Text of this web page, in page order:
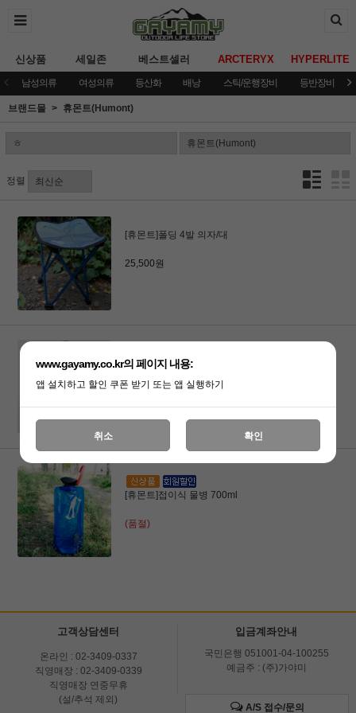
신상품 세일존 베스트셀러 ARCTERYX HYPERLITE
남성의류 여성의류 등산화 배낭 스틱/운행장비 등반장비
브랜드몰 휴몬트(Humont)
정렬
[휴몬트]폴딩 4발 의자/대
25,500원
[휴몬트]폴딩 4발 의자/중
22,300원
[휴몬트]접이식 물병 700ml
(품절)
고객상담센터
온라인 : 02-3409-0337
직영매장 : 02-3409-0339
직영매장 연중무휴
(설/추석 제외)
입금계좌안내
국민은행 051001-04-100255
예금주 : (주)가야미
A/S 접수/문의
www.gayamy.co.kr의 페이지 내용:
앱 설치하고 할인 쿠폰 받기 또는 앱 실행하기
취소 확인